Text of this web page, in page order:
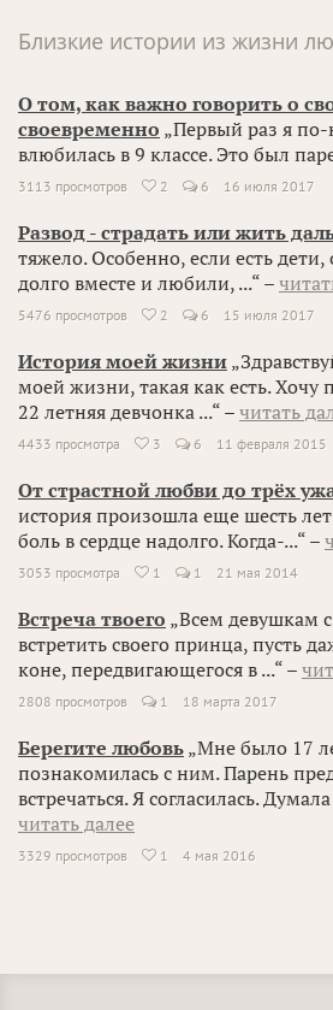
Близкие истории из жизни
О том, как важно говорить о
своевременно „Первый раз я
влюбилась в 9 классе. Это был
3113 просмотров  2 6 16 июля 2017
Развод - страдать или жить
тяжело. Особенно, если есть дети,
долго вместе и любили, ...“ –
5476 просмотров  2 6 15 июля 2017
История моей жизни
моей жизни, такая как есть. Хочу
22 летняя девчонка ...“ – читать
4433 просмотра  3 6 11 февраля 2015
От страстной любви до трёх
история произошла еще шесть
боль в сердце надолго. Когда-...“ –
3053 просмотра  1 1 21 мая 2014
Встреча твоего „Всем девушкам с
встретить своего принца, пусть
коне, передвигающегося в ...“ –
2808 просмотров 1 18 марта 2017
Берегите любовь „Мне было 17
познакомилась с ним. Парень
встречаться. Я согласилась.
читать далее
3329 просмотров  1 4 мая 2016